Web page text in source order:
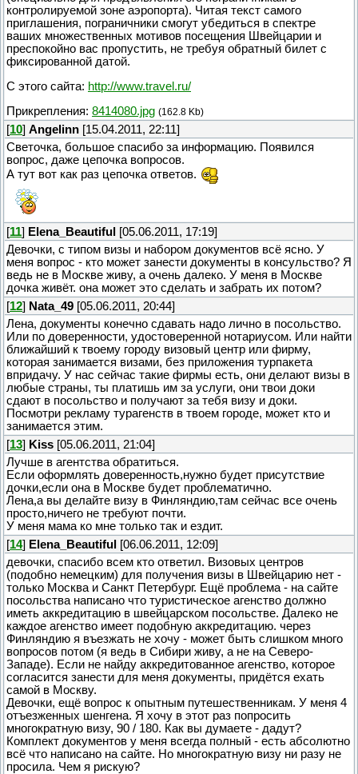
контролируемой зоне аэропорта). Читая текст самого
приглашения, пограничники смогут убедиться в спектре
ваших множественных мотивов посещения Швейцарии и
преспокойно вас пропустить, не требуя обратный билет с
фиксированной датой.
С этого сайта: http://www.travel.ru/
Прикрепления: 8414080.jpg (162.8 Kb)
[10] Angelinn [15.04.2011, 22:11]
Светочка, большое спасибо за информацию. Появился
вопрос, даже цепочка вопросов.
А тут вот как раз цепочка ответов.
[11] Elena_Beautiful
[05.06.2011, 17:19]
Девочки, с типом визы и набором документов всё ясно. У
меня вопрос - кто может занести документы в консульство? Я
ведь не в Москве живу, а очень далеко. У меня в Москве
дочка живёт. она может это сделать и забрать их потом?
[12] Nata_49 [05.06.2011, 20:44]
Лена, документы конечно сдавать надо лично в посольство.
Или по доверенности, удостоверенной нотариусом. Или найти
ближайший к твоему городу визовый центр или фирму,
которая занимается визами, без приложения турпакета
впридачу. У нас сейчас такие фирмы есть, они делают визы в
любые страны, ты платишь им за услуги, они твои доки
сдают в посольство и получают за тебя визу и доки.
Посмотри рекламу турагенств в твоем городе, может кто и
занимается этим.
[13] Kiss [05.06.2011, 21:04]
Лучше в агентства обратиться.
Если оформлять доверенность,нужно будет присутствие
дочки,если она в Москве будет проблематично.
Лена,а вы делайте визу в Финляндию,там сейчас все очень
просто,ничего не требуют почти.
У меня мама ко мне только так и ездит.
[14] Elena_Beautiful
[06.06.2011, 12:09]
девочки, спасибо всем кто ответил. Визовых центров
(подобно немецким) для получения визы в Швейцарию нет -
только Москва и Санкт Петербург. Ещё проблема - на сайте
посольства написано что туристическое агенство должно
иметь аккредитацию в швейцарском посольстве. Далеко не
каждое агенство имеет подобную аккредитацию. через
Финляндию я въезжать не хочу - может быть слишком много
вопросов потом (я ведь в Сибири живу, а не на Северо-
Западе). Если не найду аккредитованное агенство, которое
согласится занести для меня документы, придётся ехать
самой в Москву.
Девочки, ещё вопрос к опытным путешественникам. У меня 4
отъезженных шенгена. Я хочу в этот раз попросить
многократную визу, 90 / 180. Как вы думаете - дадут?
Комплект документов у меня всегда полный - есть абсолютно
всё что написано на сайте. Но многократную визу ни разу не
просила. Чем я рискую?